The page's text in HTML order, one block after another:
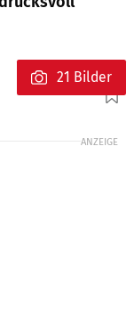
Foto: Jörg Künstle
21 Bilder
ANZEIGE